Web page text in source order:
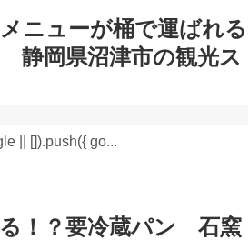
ニューが桶で運ばれる
静岡県沼津市の観光ス
|| []).push({ go...
る！？要冷蔵パン 石窯